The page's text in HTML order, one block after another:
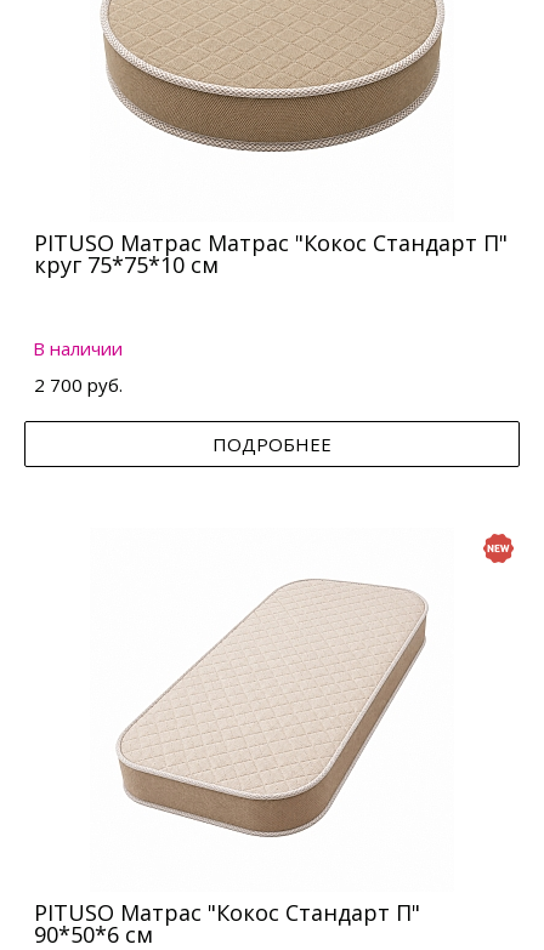
PITUSO Матрас Матрас "Кокос Стандарт П"
круг 75*75*10 см
В наличии
2 700 руб.
ПОДРОБНЕЕ
PITUSO Матрас "Кокос Стандарт П"
90*50*6 см